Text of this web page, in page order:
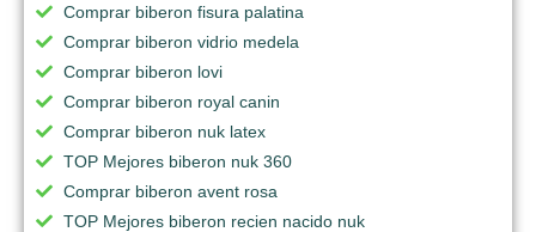
Comprar biberon fisura palatina
Comprar biberon vidrio medela
Comprar biberon lovi
Comprar biberon royal canin
Comprar biberon nuk latex
TOP Mejores biberon nuk 360
Comprar biberon avent rosa
TOP Mejores biberon recien nacido nuk